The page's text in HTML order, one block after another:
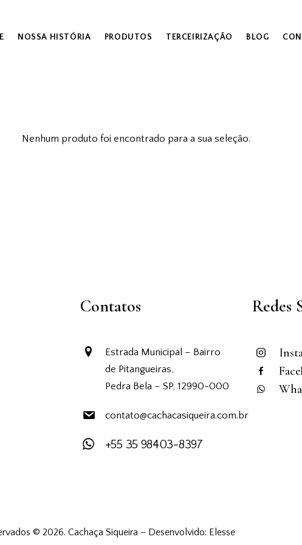
NOSSA HISTÓRIA PRODUTOS TERCEIRIZAÇÃO BLOG
Nenhum produto foi encontrado para a sua seleção.
Contatos
Estrada Municipal – Bairro
de Pitangueiras,
Pedra Bela – SP, 12990-000
contato@cachacasiqueira.com.br
+55 35 98403-8397
Redes
© 2026. Cachaça Siqueira – Desenvolvido: Elesse